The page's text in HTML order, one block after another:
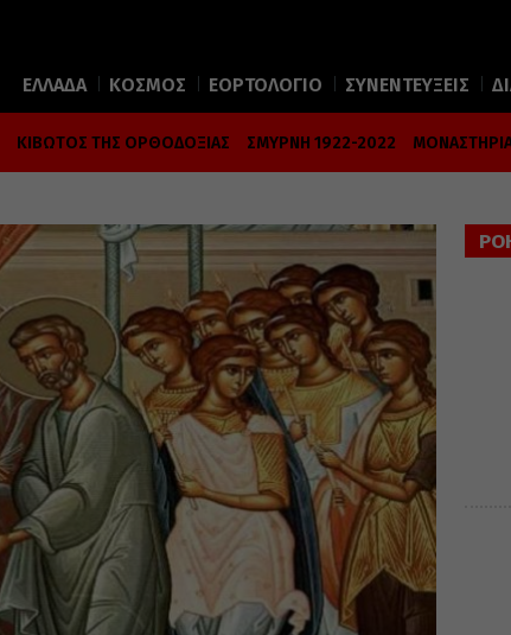
ΕΛΛΑΔΑ ΚΟΣΜΟΣ ΕΟΡΤΟΛΟΓΙΟ ΣΥΝΕΝΤΕΥΞΕΙΣ
ΚΙΒΩΤΟΣ ΤΗΣ ΟΡΘΟΔΟΞΙΑΣ ΣΜΥΡΝΗ 1922-2022